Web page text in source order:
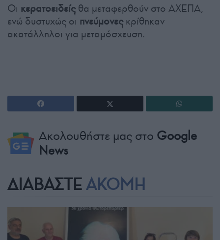
Οι κερατοειδείςθα μεταφερθούν στο ΑΧΕΠΑ,
ενώ δυστυχώς οι πνεύμονεςκρίθηκαν
ακατάλληλοι για μεταμόσχευση.
Ακολουθήστε μας στο Google
News
ΔΙΑΒΑΣΤΕ ΑΚΟΜΗ